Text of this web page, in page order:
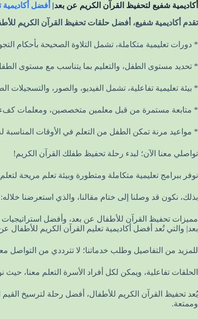
أكاديمية شفيع لتحفيظ القرآن الكريم عن بعد| أفضل أكاديمية
تقدم أكاديمية شفيع، أفضل حلقات تحفيظ القرآن الكريم
* دورات تعليمية متكاملة، تشمل التلاوة الصحيحة بأحكام
* تحديد مستوى الطفل، والتعليم بما يتناسب مع مستوى
* بيئة تعليمية تفاعلية، تشمل الفيديو، والصور، والتسجيلات
* متابعة مستمرة من قبل معلمين متخصصين، ومعلمات كفء
* مواعيد مرنة تمكن الطفل من التعلم في الأوقات
تواصلي معنا الآن؛ لبدء رحلة تحفيظ طفلك القرآن الكريم!
نوفر ببرامج تعليمية متكاملة ومتطورة وبيئة تعلم مريحة
بذلك، نكون قد وصلنا إلى ختام مقالنا، والذي استعرضنا خلاله:
بعد| والتي تُعد أفضل أكاديمية تعليم القرآن الكريم للأطفال
للمزيد من التفاصيل وطلب خدماتنا؛ لا تترددي من التواصل
الحلقات تفاعلية، ويمكن لكل أفراد الأسرة التعلم معنا،
يُعد تحفيظ القرآن الكريم للأطفال، أفضل رحلة لترسيخ
وممتعة.